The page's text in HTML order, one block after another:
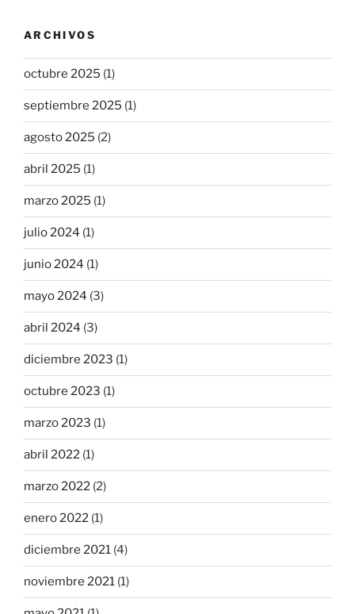
ARCHIVOS
octubre 2025 (1)
septiembre 2025 (1)
agosto 2025 (2)
abril 2025 (1)
marzo 2025 (1)
julio 2024 (1)
junio 2024 (1)
mayo 2024 (3)
abril 2024 (3)
diciembre 2023 (1)
octubre 2023 (1)
marzo 2023 (1)
abril 2022 (1)
marzo 2022 (2)
enero 2022 (1)
diciembre 2021 (4)
noviembre 2021 (1)